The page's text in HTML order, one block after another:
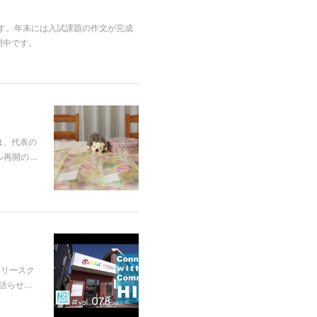
。年末には入試課題の作文が完成
です。
、代表の
開の…
ースク
らせ…